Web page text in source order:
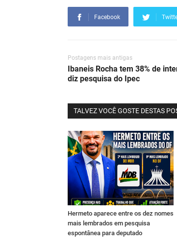
Facebook
Postagens mais antigas
Ibaneis Rocha tem 38% de
diz pesquisa do Ipec
TALVEZ VOCÊ GOSTE DESTAS
Hermeto aparece entre os dez nomes
mais lembrados em pesquisa
espontânea para deputado